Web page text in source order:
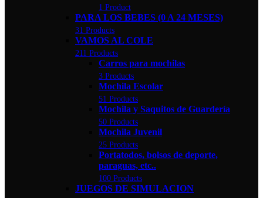
1 Product
PARA LOS BEBES (0 A 24 MESES)
31 Products
VAMOS AL COLE
211 Products
Carros para mochilas
3 Products
Mochila Escolar
51 Products
Mochila y Saquitos de Guardería
50 Products
Mochila Juvenil
25 Products
Portatodos, bolsos de deporte,
paraguas, etc..
100 Products
JUEGOS DE SIMULACION